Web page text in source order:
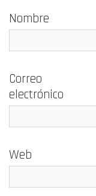
Nombre
Correo
electrónico
Web